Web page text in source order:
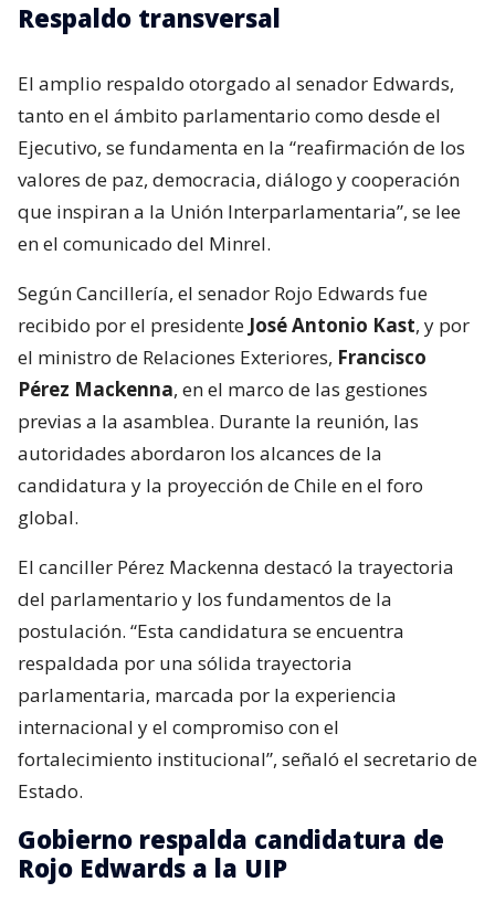
Respaldo transversal
El amplio respaldo otorgado al senador Edwards,
tanto en el ámbito parlamentario como desde el
Ejecutivo, se fundamenta en la “reafirmación de los
valores de paz, democracia, diálogo y cooperación
que inspiran a la Unión Interparlamentaria”, se lee
en el comunicado del Minrel.
Según Cancillería, el senador Rojo Edwards fue
recibido por el presidente José Antonio Kast, y por
el ministro de Relaciones Exteriores, Francisco
Pérez Mackenna, en el marco de las gestiones
previas a la asamblea. Durante la reunión, las
autoridades abordaron los alcances de la
candidatura y la proyección de Chile en el foro
global.
El canciller Pérez Mackenna destacó la trayectoria
del parlamentario y los fundamentos de la
postulación. “Esta candidatura se encuentra
respaldada por una sólida trayectoria
parlamentaria, marcada por la experiencia
internacional y el compromiso con el
fortalecimiento institucional”, señaló el secretario de
Estado.
Gobierno respalda candidatura de
Rojo Edwards a la UIP